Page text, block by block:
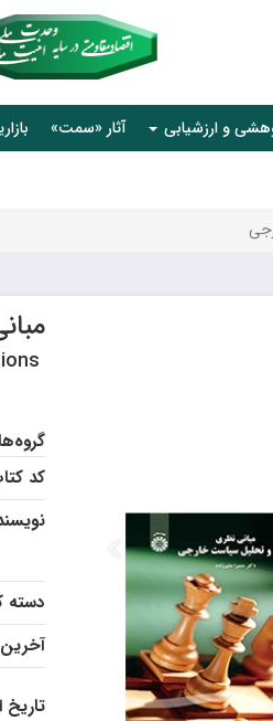
و ارزشیابی آثار «سمت»
کد
دسته
تاریخ